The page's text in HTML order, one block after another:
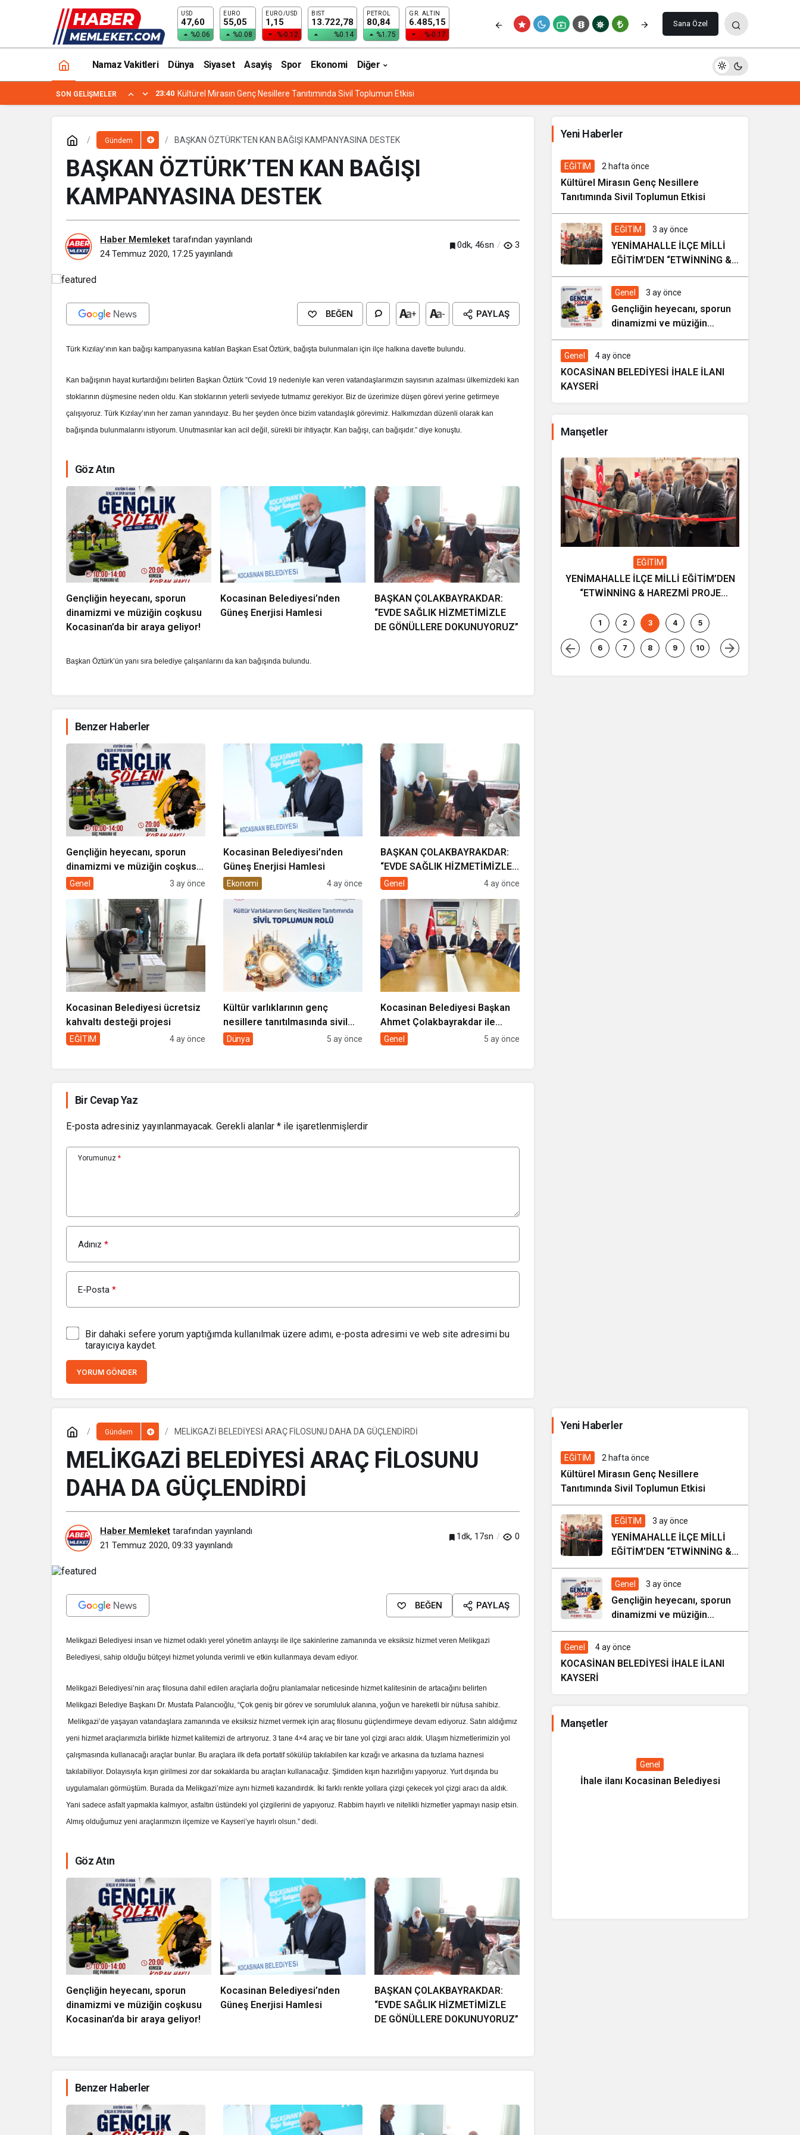
USD
47,60
%0.06
EURO
55,05
%0.08
EURO/USD
1,15
%-0.12
BIST
13.722,78
%0.14
PETROL
80,84
%1.75
GR. ALTIN
6.485,15
%-0.17
Sana Özel
Namaz Vakitleri Dünya Siyaset Asayiş Spor Ekonomi Diğer
SON GELIŞMELER 19:24 YENİMAHALLE İLÇE MİLLİ EĞİTİM’DEN “ETWİNNİNG & HAREZMİ PROJE ŞENLİĞİ”
Gündem BAŞKAN ÖZTÜRK’TEN KAN BAĞIŞI KAMPANYASINA DESTEK
BAŞKAN ÖZTÜRK’TEN KAN BAĞIŞI
KAMPANYASINA DESTEK
Haber Memleket tarafından yayınlandı
24 Temmuz 2020, 17:25 yayınlandı
0dk, 46sn 3
BEĞEN + - PAYLAŞ
Türk Kızılay’ının kan bağışı kampanyasına katılan Başkan Esat Öztürk, bağışta bulunmaları için ilçe halkına davette bulundu.
Kan bağışının hayat kurtardığını belirten Başkan Öztürk ”Covid 19 nedeniyle kan veren vatandaşlarımızın sayısının azalması ülkemizdeki kan
stoklarının düşmesine neden oldu. Kan stoklarının yeterli seviyede tutmamız gerekiyor. Biz de üzerimize düşen görevi yerine getirmeye
çalışıyoruz. Türk Kızılay’ının her zaman yanındayız. Bu her şeyden önce bizim vatandaşlık görevimiz. Halkımızdan düzenli olarak kan
bağışında bulunmalarını istiyorum. Unutmasınlar kan acil değil, sürekli bir ihtiyaçtır. Kan bağışı, can bağışıdır.” diye konuştu.
Göz Atın
Gençliğin heyecanı, sporun
dinamizmi ve müziğin coşkusu
Kocasinan’da bir araya geliyor!
Kocasinan Belediyesi’nden
Güneş Enerjisi Hamlesi
BAŞKAN ÇOLAKBAYRAKDAR:
“EVDE SAĞLIK HİZMETİMİZLE
DE GÖNÜLLERE DOKUNUYORUZ”
Başkan Öztürk’ün yanı sıra belediye çalışanlarını da kan bağışında bulundu.
Benzer Haberler
Gençliğin heyecanı, sporun
dinamizmi ve müziğin coşkusu
Kocasinan’da bir araya geliyor!
Genel 3 ay önce
Kocasinan Belediyesi’nden
Güneş Enerjisi Hamlesi
Ekonomi 4 ay önce
BAŞKAN ÇOLAKBAYRAKDAR:
“EVDE SAĞLIK HİZMETİMİZLE
DE GÖNÜLLERE
Genel 4 ay önce
Kocasinan Belediyesi ücretsiz
kahvaltı desteği projesi
EĞİTİM 4 ay önce
Kültür varlıklarının genç
nesillere tanıtılmasında sivil
toplumun rolü
Dünya 5 ay önce
Kocasinan Belediyesi Başkan
Ahmet Çolakbayrakdar ile
yeniliklere imza atıyor
Genel 5 ay önce
Bir Cevap Yaz
E-posta adresiniz yayınlanmayacak. Gerekli alanlar * ile işaretlenmişlerdir
Yorumunuz *
Adınız *
E-Posta *
Bir dahaki sefere yorum yaptığımda kullanılmak üzere adımı, e-posta adresimi ve web site adresimi bu
tarayıcıya kaydet.
YORUM GÖNDER
Yeni Haberler
5 gün önce
EĞİTİM 2 hafta önce
Kültürel Mirasın Genç Nesillere
Tanıtımında Sivil Toplumun Etkisi
EĞİTİM 3 ay önce
YENİMAHALLE İLÇE MİLLİ
EĞİTİM’DEN “ETWİNNİNG &
HAREZMİ PROJE ŞENLİĞİ”
Genel 3 ay önce
Gençliğin heyecanı, sporun
dinamizmi ve müziğin
coşkusu Kocasinan’da bir
araya geliyor!
Genel 4 ay önce
KOCASİNAN BELEDİYESİ İHALE İLANI
KAYSERİ
Manşetler
İhale ilanı Kocasinan Belediyesi
Kültürel Mirasın Genç Nesillere
Tanıtımında Sivil Toplumun Etkisi
EĞİTİM
YENİMAHALLE İLÇE MİLLİ EĞİTİM’DEN
“ETWİNNİNG & HAREZMİ PROJE
1 2 3 4 5
6 7 8 9 10
Gündem MELİKGAZİ BELEDİYESİ ARAÇ FİLOSUNU DAHA DA GÜÇLENDİRDİ
MELİKGAZİ BELEDİYESİ ARAÇ FİLOSUNU
DAHA DA GÜÇLENDİRDİ
Haber Memleket tarafından yayınlandı
21 Temmuz 2020, 09:33 yayınlandı
1dk, 17sn 0
BEĞEN PAYLAŞ
Melikgazi Belediyesi insan ve hizmet odaklı yerel yönetim anlayışı ile ilçe sakinlerine zamanında ve eksiksiz hizmet veren Melikgazi
Belediyesi, sahip olduğu bütçeyi hizmet yolunda verimli ve etkin kullanmaya devam ediyor.
Melikgazi Belediyesi’nin araç filosuna dahil edilen araçlarla doğru planlamalar neticesinde hizmet kalitesinin de artacağını belirten
Melikgazi Belediye Başkanı Dr. Mustafa Palancıoğlu, “Çok geniş bir görev ve sorumluluk alanına, yoğun ve hareketli bir nüfusa sahibiz.
Melikgazi’de yaşayan vatandaşlara zamanında ve eksiksiz hizmet vermek için araç filosunu güçlendirmeye devam ediyoruz. Satın aldığımız
yeni hizmet araçlarımızla birlikte hizmet kalitemizi de artırıyoruz. 3 tane 4×4 araç ve bir tane yol çizgi aracı aldık. Ulaşım hizmetlerimizin yol
çalışmasında kullanacağı araçlar bunlar. Bu araçlara ilk defa portatif sökülüp takılabilen kar kızağı ve arkasına da tuzlama haznesi
takılabiliyor. Dolayısıyla kışın girilmesi zor dar sokaklarda bu araçları kullanacağız. Şimdiden kışın hazırlığını yapıyoruz. Yurt dışında bu
uygulamaları görmüştüm. Burada da Melikgazi’mize aynı hizmeti kazandırdık. İki farklı renkte yollara çizgi çekecek yol çizgi aracı da aldık.
Yani sadece asfalt yapmakla kalmıyor, asfaltın üstündeki yol çizgilerini de yapıyoruz. Rabbim hayırlı ve nitelikli hizmetler yapmayı nasip etsin.
Almış olduğumuz yeni araçlarımızın ilçemize ve Kayseri’ye hayırlı olsun.” dedi.
Göz Atın
Gençliğin heyecanı, sporun
dinamizmi ve müziğin coşkusu
Kocasinan’da bir araya geliyor!
Kocasinan Belediyesi’nden
Güneş Enerjisi Hamlesi
BAŞKAN ÇOLAKBAYRAKDAR:
“EVDE SAĞLIK HİZMETİMİZLE
DE GÖNÜLLERE DOKUNUYORUZ”
MELİKGAZİ BELEDİYESİ ARAÇ FİLOSUNU DAHA DA GÜÇLENDİRDİ Yorum Yap Paylaş
Benzer Haberler
Yeni Haberler
5 gün önce
EĞİTİM 2 hafta önce
Kültürel Mirasın Genç Nesillere
Tanıtımında Sivil Toplumun Etkisi
EĞİTİM 3 ay önce
YENİMAHALLE İLÇE MİLLİ
EĞİTİM’DEN “ETWİNNİNG &
HAREZMİ PROJE ŞENLİĞİ”
Genel 3 ay önce
Gençliğin heyecanı, sporun
dinamizmi ve müziğin
coşkusu Kocasinan’da bir
araya geliyor!
Genel 4 ay önce
KOCASİNAN BELEDİYESİ İHALE İLANI
KAYSERİ
Manşetler
Genel
İhale ilanı Kocasinan Belediyesi